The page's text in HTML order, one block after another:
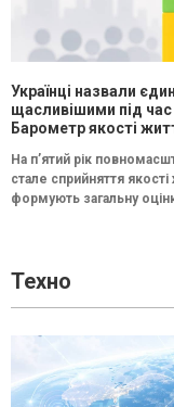
Українці назвали
щасливішими під
Барометр якості
На п’ятий рік
стале сприйняття
формують загальну
Техно